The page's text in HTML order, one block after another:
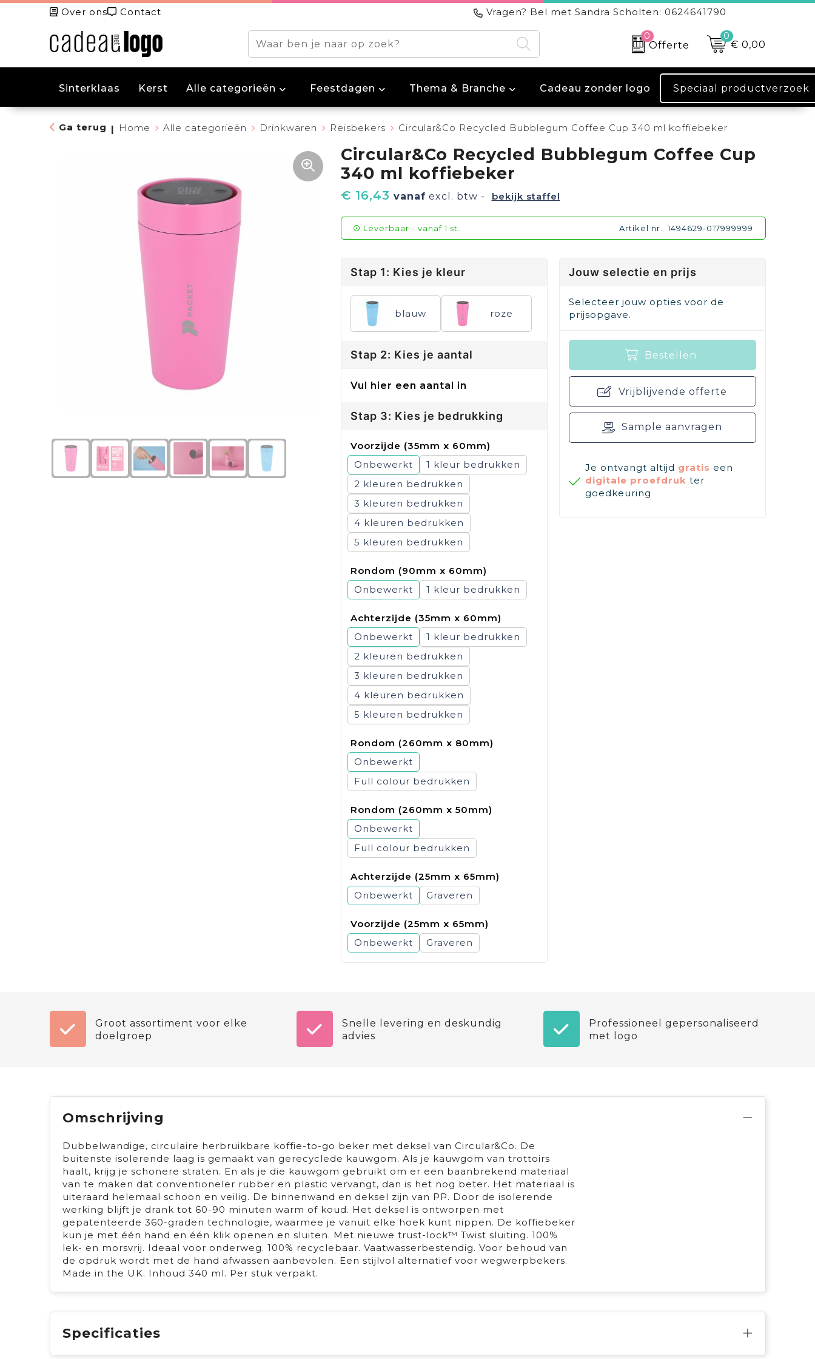
Over ons Contact Vragen? Bel met Sandra Scholten: 0624641790
0
Offerte
0
€ 0,00
Sinterklaas Kerst Alle categorieën Feestdagen Thema & Branche Cadeau zonder logo Speciaal productverzoek
Ga terug | Home Alle categorieën Drinkwaren Reisbekers Circular&Co Recycled Bubblegum Coffee Cup 340 ml koffiebeker
Circular&Co Recycled Bubblegum Coffee Cup
340 ml koffiebeker
€ 16,43 vanaf excl. btw - bekijk staffel
Leverbaar - vanaf1 st. Artikel nr.1494629-017999999
Stap 1: Kies je kleur
blauw roze
Stap 2: Kies je aantal
Vul hier een aantal in
Stap 3: Kies je bedrukking
Voorzijde (35mm x 60mm)
Onbewerkt
1
2
3
4
5
Rondom (90mm x 60mm)
Onbewerkt
1
Achterzijde (35mm x 60mm)
Onbewerkt
1
2
3
4
5
Rondom (260mm x 80mm)
Onbewerkt
Full colour
Rondom (260mm x 50mm)
Onbewerkt
Full colour
Achterzijde (25mm x 65mm)
Onbewerkt
Graveren
Voorzijde (25mm x 65mm)
Onbewerkt
Graveren
Jouw selectie en prijs
Selecteer jouw opties voor de
prijsopgave.
Bestellen
Vrijblijvende offerte
Sample aanvragen
Je ontvangt altijd gratis een
digitale proefdruk ter
goedkeuring
Groot assortiment voor elke
doelgroep
Snelle levering en deskundig
advies
Professioneel gepersonaliseerd
met logo
Omschrijving
Dubbelwandige, circulaire herbruikbare koffie-to-go beker met deksel van Circular&Co. De
buitenste isolerende laag is gemaakt van gerecyclede kauwgom. Als je kauwgom van trottoirs
haalt, krijg je schonere straten. En als je die kauwgom gebruikt om er een baanbrekend materiaal
van te maken dat conventioneler rubber en plastic vervangt, dan is het nog beter. Het materiaal is
uiteraard helemaal schoon en veilig. De binnenwand en deksel zijn van PP. Door de isolerende
werking blijft je drank tot 60-90 minuten warm of koud. Het deksel is ontworpen met
gepatenteerde 360-graden technologie, waarmee je vanuit elke hoek kunt nippen. De koffiebeker
kun je met één hand en één klik openen en sluiten. Met nieuwe trust-lock™ Twist sluiting. 100%
lek- en morsvrij. Ideaal voor onderweg. 100% recyclebaar. Vaatwasserbestendig. Voor behoud van
de opdruk wordt met de hand afwassen aanbevolen. Een stijlvol alternatief voor wegwerpbekers.
Made in the UK. Inhoud 340 ml. Per stuk verpakt.
Specificaties